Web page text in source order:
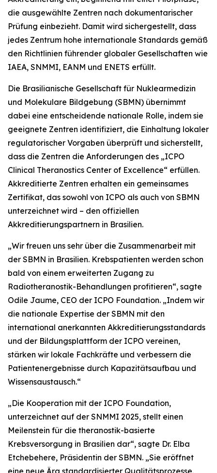
die ausgewählte Zentren nach dokumentarischer
Prüfung einbezieht. Damit wird sichergestellt, dass
jedes Zentrum hohe internationale Standards gemäß
den Richtlinien führender globaler Gesellschaften wie
IAEA, SNMMI, EANM und ENETS erfüllt.
Die Brasilianische Gesellschaft für Nuklearmedizin
und Molekulare Bildgebung (SBMN) übernimmt
dabei eine entscheidende nationale Rolle, indem sie
geeignete Zentren identifiziert, die Einhaltung lokaler
regulatorischer Vorgaben überprüft und sicherstellt,
dass die Zentren die Anforderungen des „ICPO
Clinical Theranostics Center of Excellence“ erfüllen.
Akkreditierte Zentren erhalten ein gemeinsames
Zertifikat, das sowohl von ICPO als auch von SBMN
unterzeichnet wird – den offiziellen
Akkreditierungspartnern in Brasilien.
„Wir freuen uns sehr über die Zusammenarbeit mit
der SBMN in Brasilien. Krebspatienten werden schon
bald von einem erweiterten Zugang zu
Radiotheranostik-Behandlungen profitieren“, sagte
Odile Jaume, CEO der ICPO Foundation. „Indem wir
die nationale Expertise der SBMN mit den
international anerkannten Akkreditierungsstandards
und der Bildungsplattform der ICPO vereinen,
stärken wir lokale Fachkräfte und verbessern die
Patientenergebnisse durch Kapazitätsaufbau und
Wissensaustausch.“
„Die Kooperation mit der ICPO Foundation,
unterzeichnet auf der SNMMI 2025, stellt einen
Meilenstein für die theranostik-basierte
Krebsversorgung in Brasilien dar“, sagte Dr. Elba
Etchebehere, Präsidentin der SBMN. „Sie eröffnet
eine neue Ära standardisierter Qualitätsprozesse,